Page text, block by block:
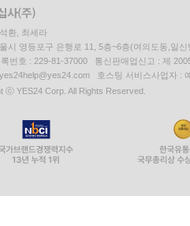
환, 최세라
시 영등포구 은행로 11, 5층~6층(여의도동,일신
록번호 : 229-81-37000 통신판매업신고 : 제
호스팅 서비스사업자 :
ⓒ YES24 Corp. All Rights Reserved.